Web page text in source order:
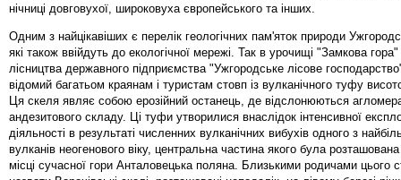
нічниці довговухої, широковуха європейського та інших.
Одним з найцікавіших є перелік геологічних пам'яток природи
які також ввійдуть до екологічної мережі. Так в урочищі "Замкова
лісництва державного підприємства "Ужгородське лісове
відомий багатьом краянам і туристам стовп із вулканічного туфу
Ця скеля являє собою ерозійний останець, де відслонюються
андезитового складу. Ці туфи утворилися внаслідок інтенсивної
діяльності в результаті численних вулканічних вибухів одного з
вулканів неогенового віку, центральна частина якого була
місці сучасної гори Анталовецька поляна. Близькими родичами цього